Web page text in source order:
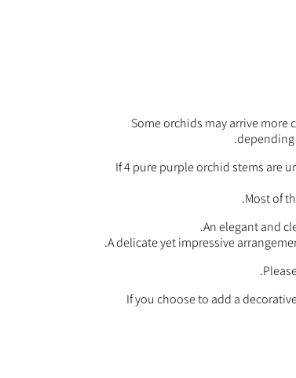
Some orchids may arrive
depending
If 4 pure purple orchid stems are
Most of
An elegant and
A delicate yet impressive
If you choose to add a